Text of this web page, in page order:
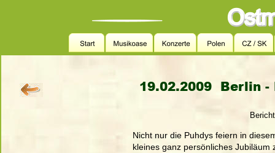
19.02.2009  Berlin
Nicht nur die Puhdys feiern in
kleines ganz persönliches